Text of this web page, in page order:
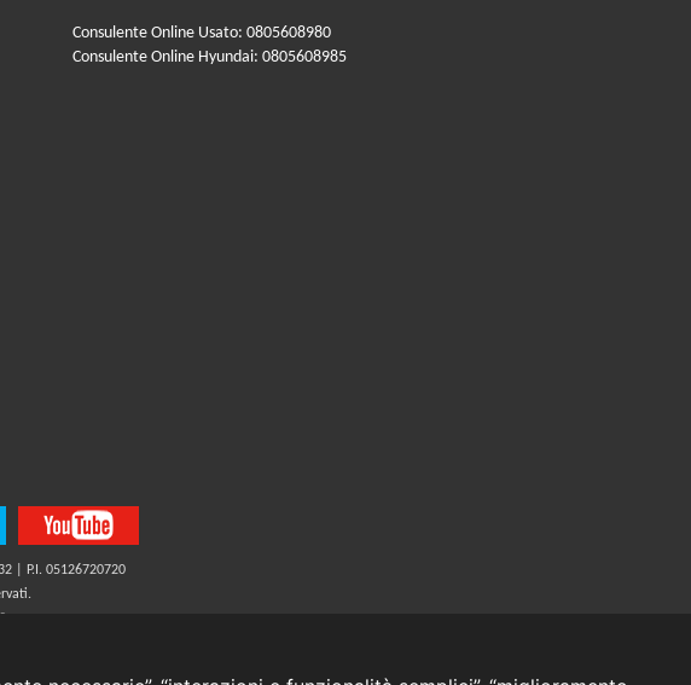
Consulente Online Usato: 0805608980
Consulente Online Hyundai: 0805608985
| P.I. 05126720720